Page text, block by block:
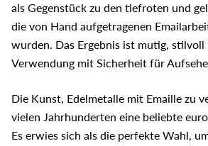
als Gegenstück zu den tiefroten und
die von Hand aufgetragenen
wurden. Das Ergebnis ist mutig,
Verwendung mit Sicherheit für
Die Kunst, Edelmetalle mit Emaille zu
vielen Jahrhunderten eine beliebte
Es erwies sich als die perfekte Wahl,